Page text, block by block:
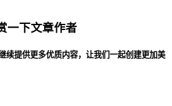
一下文章作者
续提供更多优质内容，让我们一起创建更加美